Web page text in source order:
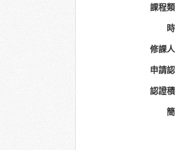
課程
修課
申請
認證